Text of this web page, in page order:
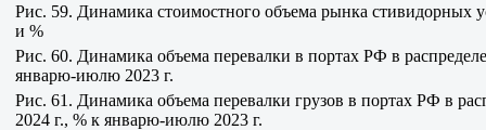
Рис. 59. Динамика стоимостного объема рынка стивидорных
и %
Рис. 60. Динамика объема перевалки в портах РФ в
январю-июлю 2023 г.
Рис. 61. Динамика объема перевалки грузов в портах РФ в
2024 г., % к январю-июлю 2023 г.